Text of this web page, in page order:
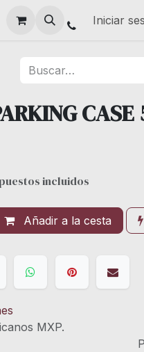
Iniciar
CASE
incluidos
Añadir a la cesta
MXP.
IVA Pedidos